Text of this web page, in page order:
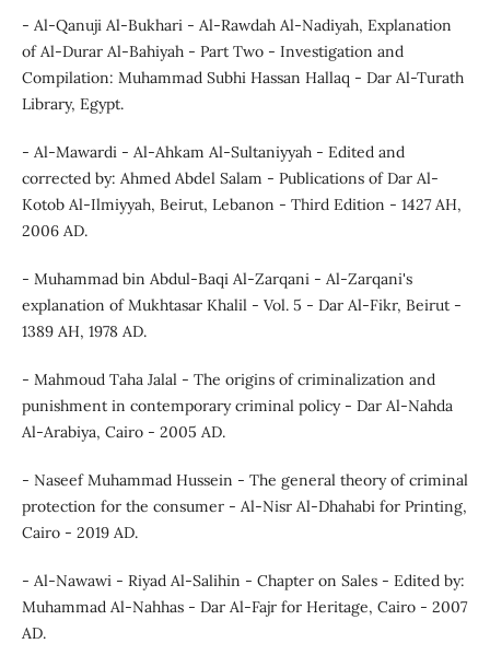
- Al-Qanuji Al-Bukhari - Al-Rawdah Al-Nadiyah, Explanation
of Al-Durar Al-Bahiyah - Part Two - Investigation and
Compilation: Muhammad Subhi Hassan Hallaq - Dar Al-Turath
Library, Egypt.
- Al-Mawardi - Al-Ahkam Al-Sultaniyyah - Edited and
corrected by: Ahmed Abdel Salam - Publications of Dar Al-
Kotob Al-Ilmiyyah, Beirut, Lebanon - Third Edition - 1427 AH,
2006 AD.
- Muhammad bin Abdul-Baqi Al-Zarqani - Al-Zarqani's
explanation of Mukhtasar Khalil - Vol. 5 - Dar Al-Fikr, Beirut -
1389 AH, 1978 AD.
- Mahmoud Taha Jalal - The origins of criminalization and
punishment in contemporary criminal policy - Dar Al-Nahda
Al-Arabiya, Cairo - 2005 AD.
- Naseef Muhammad Hussein - The general theory of criminal
protection for the consumer - Al-Nisr Al-Dhahabi for Printing,
Cairo - 2019 AD.
- Al-Nawawi - Riyad Al-Salihin - Chapter on Sales - Edited by:
Muhammad Al-Nahhas - Dar Al-Fajr for Heritage, Cairo - 2007
AD.